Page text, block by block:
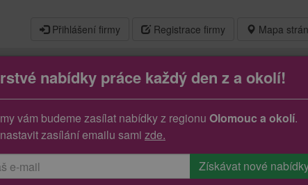
Mapa
Přihlášení firmy Registrace firmy
nabídky práce každý den z a okolí!
vám budeme zasílat nabídky z regionu Olomouc a okolí.
zasílání emailu sami zde.